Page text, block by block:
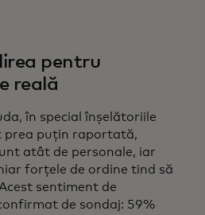
pentru
reală
în special înșelătoriile
prea puțin raportată,
atât de personale, iar
forțele de ordine tind să
sentiment de
de sondaj: 59%